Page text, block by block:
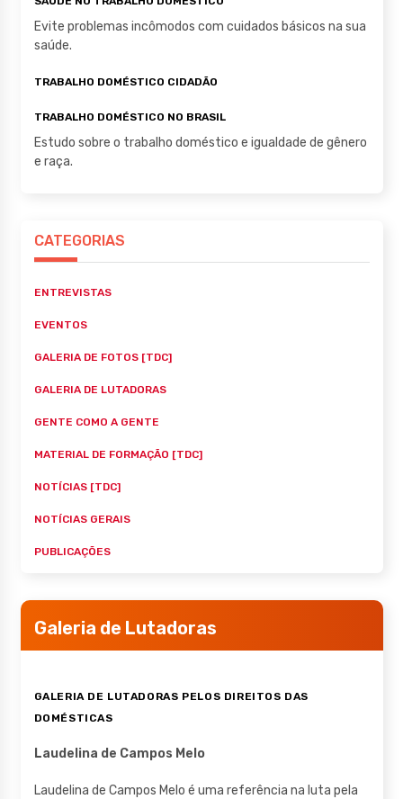
Evite problemas incômodos com cuidados básicos na sua
saúde.
TRABALHO DOMÉSTICO CIDADÃO
TRABALHO DOMÉSTICO NO BRASIL
Estudo sobre o trabalho doméstico e igualdade de gênero
e raça.
CATEGORIAS
ENTREVISTAS
EVENTOS
GALERIA DE FOTOS [TDC]
GALERIA DE LUTADORAS
GENTE COMO A GENTE
MATERIAL DE FORMAÇÃO [TDC]
NOTÍCIAS [TDC]
NOTÍCIAS GERAIS
PUBLICAÇÕES
Galeria de Lutadoras
GALERIA DE LUTADORAS PELOS DIREITOS DAS
DOMÉSTICAS
Laudelina de Campos Melo
Laudelina de Campos Melo é uma referência na luta pela